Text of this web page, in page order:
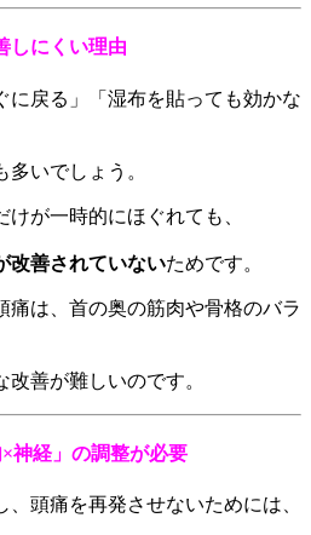
しにくい理由
に戻る」「湿布を貼っても効かな
いでしょう。
が一時的にほぐれても、
改善されていないためです。
痛は、首の奥の筋肉や骨格のバラ
善が難しいのです。
神経」の調整が必要
頭痛を再発させないためには、